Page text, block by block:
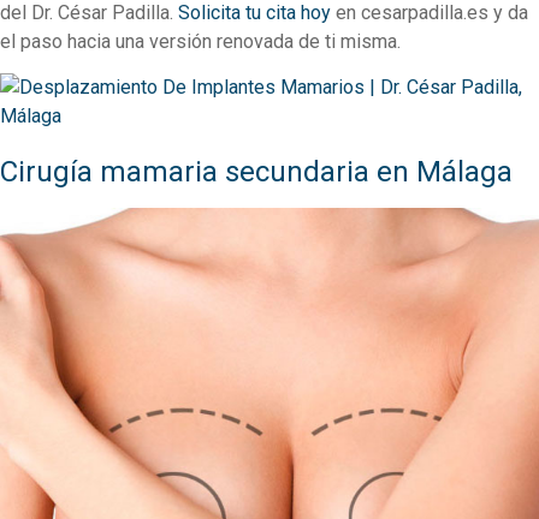
del Dr. César Padilla. Solicita tu cita hoy en cesarpadilla.es y da
el paso hacia una versión renovada de ti misma.
Cirugía mamaria secundaria en Málaga